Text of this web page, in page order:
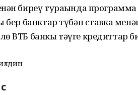
биреү тураһында
бер банктар түбән ставка
ВТБ банкы тәүге кредиттар